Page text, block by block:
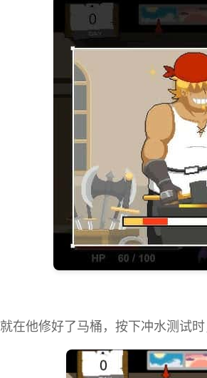
就在他修好了马桶，按下冲水测试